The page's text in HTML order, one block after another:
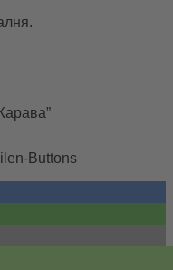
Buttons